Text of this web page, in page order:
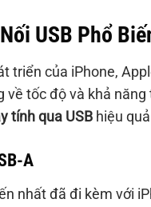
USB Phổ
triển của iPhone,
về tốc độ và khả
tính qua USBhiệu
A
nhất đã đi kèm với